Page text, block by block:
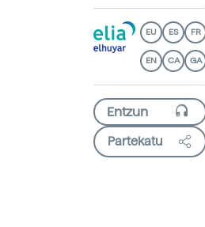
EU ES FR
EN CA GA
Partekatu